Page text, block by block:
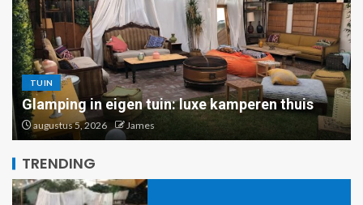
TUIN
Glamping in eigen tuin: luxe kamperen thuis
augustus 5, 2026 James
TRENDING
High-tech ventilatie en
warmteterugwinning: de
toekomst van binnenklimaat